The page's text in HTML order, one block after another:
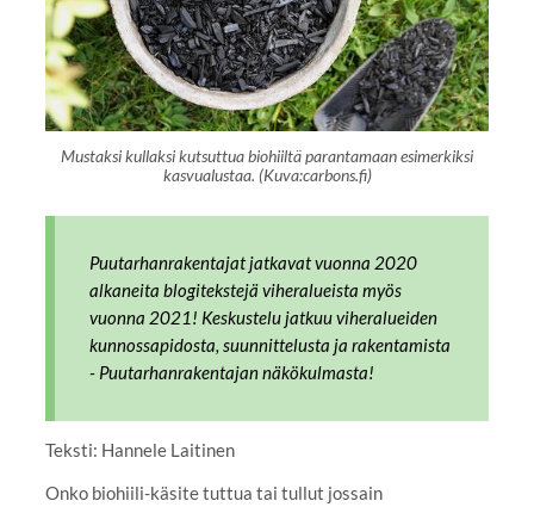
Mustaksi kullaksi kutsuttua biohiiltä parantamaan esimerkiksi
kasvualustaa. (Kuva:carbons.fi)
Puutarhanrakentajat jatkavat vuonna 2020
alkaneita blogitekstejä viheralueista myös
vuonna 2021! Keskustelu jatkuu viheralueiden
kunnossapidosta, suunnittelusta ja rakentamista
- Puutarhanrakentajan näkökulmasta!
Teksti: Hannele Laitinen
Onko biohiili-käsite tuttua tai tullut jossain